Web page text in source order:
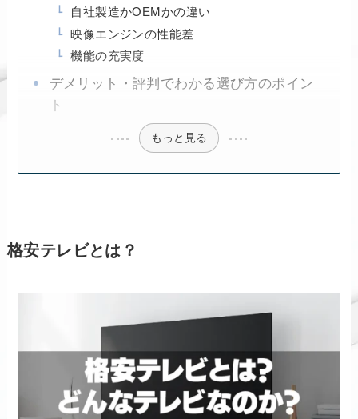
自社製造かOEMかの違い
映像エンジンの性能差
機能の充実度
デメリット・評判でわかる選び方のポイン
ト
もっと見る
格安テレビとは？